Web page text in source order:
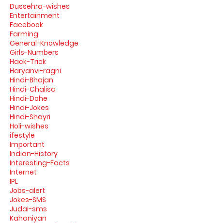
Dussehra-wishes
Entertainment
Facebook
Farming
General-Knowledge
Girls-Numbers
Hack-Trick
Haryanvi-ragni
Hindi-Bhajan
Hindi-Chalisa
Hindi-Dohe
Hindi-Jokes
Hindi-Shayri
Holi-wishes
ifestyle
Important
Indian-History
Interesting-Facts
Internet
IPL
Jobs-alert
Jokes-SMS
Judai-sms
Kahaniyan